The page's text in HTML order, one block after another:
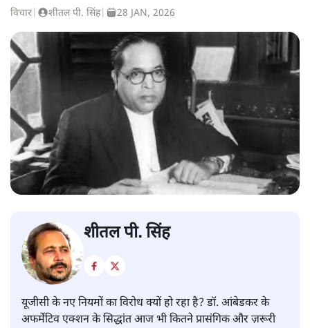
विचार शीतल पी. सिंह| 28 JAN, 2026
शीतल पी. सिंह
यूजीसी के नए नियमों का विरोध क्यों हो रहा है? डॉ. आंबेडकर के
अफर्मेटिव एक्शन के सिद्धांत आज भी कितने प्रासंगिक और ज़रूरी